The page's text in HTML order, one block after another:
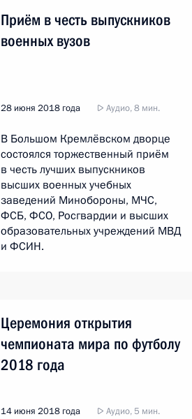
Приём в честь выпускников
военных вузов
28 июня 2018 года Аудио, 8 мин.
В Большом Кремлёвском дворце
состоялся торжественный приём
в честь лучших выпускников
высших военных учебных
заведений Минобороны, МЧС,
ФСБ, ФСО, Росгвардии и высших
образовательных учреждений МВД
и ФСИН.
Церемония открытия
чемпионата мира по футболу
2018 года
14 июня 2018 года Аудио, 5 мин.